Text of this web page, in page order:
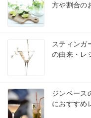
方や割合の
スティンガ
の由来・レ
ジンベース
におすすめ